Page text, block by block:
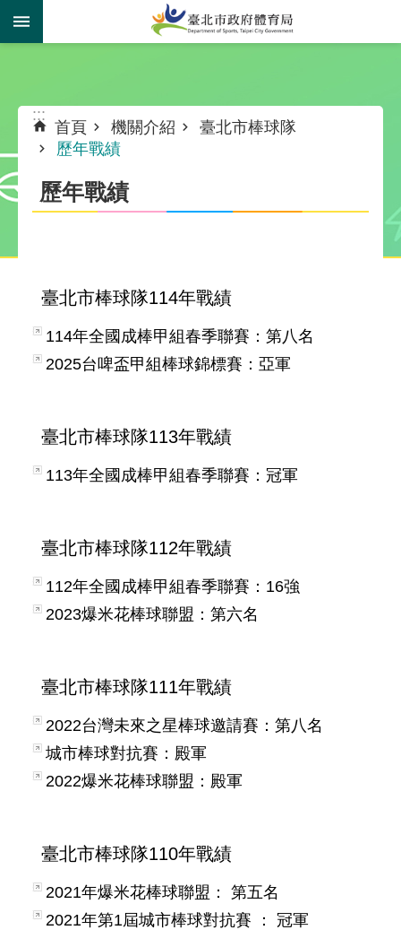
跳到主要內容區塊
:::
首頁 機關介紹
臺北市棒球隊
歷年戰績
歷年戰績
臺北市棒球隊114年戰績
114年全國成棒甲組春季聯賽：第八名
2025台啤盃甲組棒球錦標賽：亞軍
臺北市棒球隊113年戰績
113年全國成棒甲組春季聯賽：冠軍
臺北市棒球隊112年戰績
112年全國成棒甲組春季聯賽：16強
2023爆米花棒球聯盟：第六名
臺北市棒球隊111年戰績
2022台灣未來之星棒球邀請賽：第八名
城市棒球對抗賽：殿軍
2022爆米花棒球聯盟：殿軍
臺北市棒球隊110年戰績
2021年爆米花棒球聯盟： 第五名
2021年第1屆城市棒球對抗賽 ： 冠軍